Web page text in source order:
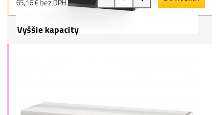
65,16 € bez DPH
Vyššie kapacity